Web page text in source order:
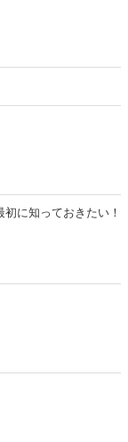
初に知っておきたい！